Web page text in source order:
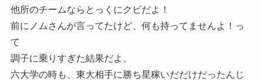
他所のチームならとっくにクビだよ！
前にノムさんが言ってたけど、何も持ってませんよ！っ
て
調子に乗りすぎた結果だよ。
六大学の時も、東大相手に勝ち星稼いだだけだったんじ